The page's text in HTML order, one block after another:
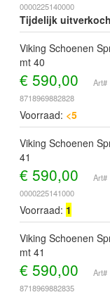
0000225140000
Tijdelijk
Viking Schoenen
mt 40
€ 590,00
Art#
8718969882828
Voorraad: <5
Viking Schoenen
41
€ 590,00
Art#
0000225141000
Voorraad: 1
Viking Schoenen
mt 41
€ 590,00
Art#
8718969882835